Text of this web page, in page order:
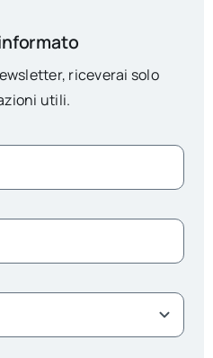
riceverai solo
utili.